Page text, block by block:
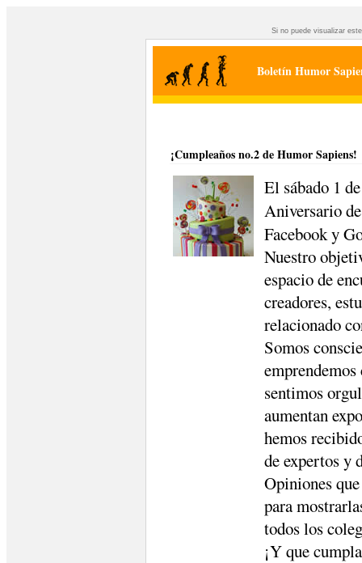
Si no puede visualizar
Boletín Humor
¡Cumpleaños no.2 de Humor Sapiens!
El sábado 1
Aniversario
Facebook y
Nuestro
espacio de
creadores,
relacionado
Somos
sentimos
aumentan
hemos
de expertos y
Opiniones
para
todos los
¡Y que